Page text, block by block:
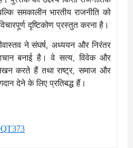
समकालीन भारतीय राजनीति को
दृष्टिकोण प्रस्तुत करना है।
ने संघर्ष, अध्ययन और निरंतर
बनाई है। वे सत्य, विवेक और
करते हैं तथा राष्ट्र, समाज और
देने के लिए प्रतिबद्ध हैं।